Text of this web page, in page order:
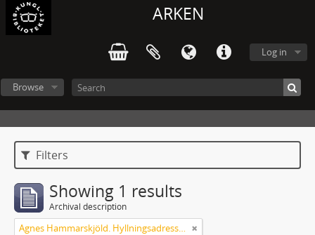
ARKEN
Log in
Browse
Filters
Showing 1 results
Archival description
Agnes Hammarskjöld. Hyllningsadresser på 60-årsdagen